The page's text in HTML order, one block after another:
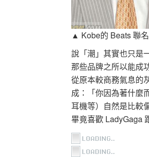
▲ Kobe的 Beats 聯
說「潮」其實也只是
那些品牌之所以能成
從原本較商務氣息的
成：「你因為著什麼
耳機等）自然是比較
畢竟喜歡 LadyGaga